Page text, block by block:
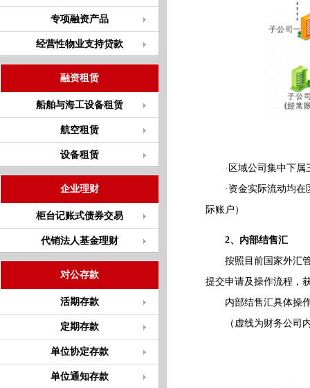
专项融资产品
经营性物业支持贷款
融资租赁
船舶与海工设备租赁
航空租赁
设备租赁
企业理财
柜台记账式债券交易
代销法人基金理财
对公存款
活期存款
定期存款
单位协定存款
单位通知存款
·区域公司集中下属
·资金实际流动均在区
际账户）
2、内部结售汇
按照目前国家外汇管
提交申请及操作流程，
内部结售汇具体操
（虚线为财务公司内